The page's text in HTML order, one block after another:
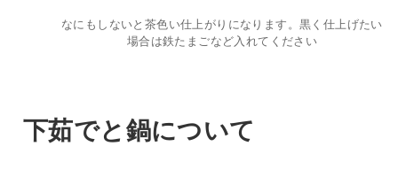
なにもしないと茶色い仕上がりになります。黒く仕上げたい
場合は鉄たまごなど入れてください
下茹でと鍋について